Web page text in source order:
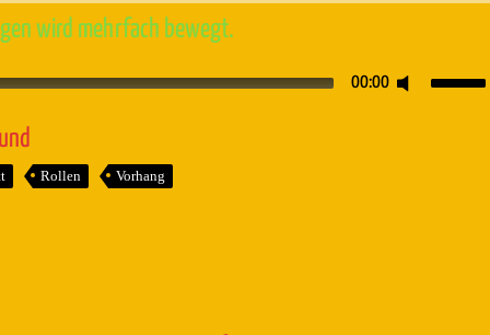
wird mehrfach bewegt.
00:00
Rollen Vorhang